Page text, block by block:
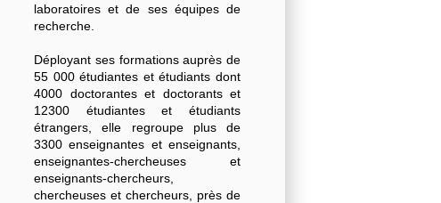
laboratoires et de ses équipes de
recherche.
Déployant ses formations auprès de
55 000 étudiantes et étudiants dont
4000 doctorantes et doctorants et
12300 étudiantes et étudiants
étrangers, elle regroupe plus de
3300 enseignantes et enseignants,
enseignantes-chercheuses et
enseignants-chercheurs,
chercheuses et chercheurs, près de